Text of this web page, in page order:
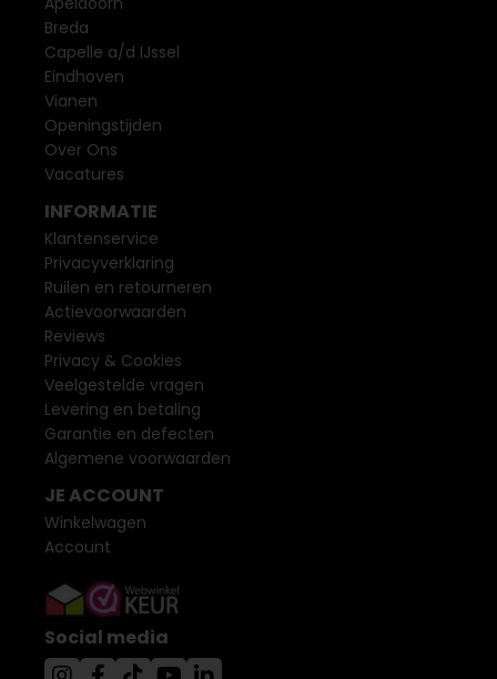
Breda
Capelle a/d IJssel
Eindhoven
Vianen
Openingstijden
Over Ons
Vacatures
INFORMATIE
Klantenservice
Privacyverklaring
Ruilen en retourneren
Actievoorwaarden
Reviews
Privacy & Cookies
Veelgestelde vragen
Levering en betaling
Garantie en defecten
Algemene voorwaarden
JE ACCOUNT
Winkelwagen
Account
Social media